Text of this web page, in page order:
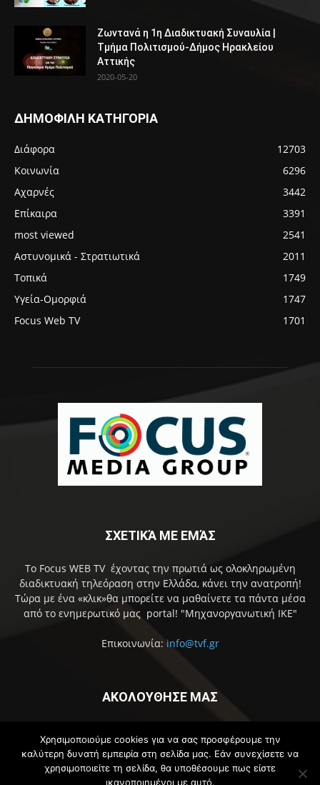
Ζωντανά η 1η Διαδικτυακή Συναυλία |
Τμήμα Πολιτισμού-Δήμος Ηρακλείου
Αττικής
2020-05-20
ΔΗΜΟΦΙΛΗ ΚΑΤΗΓΟΡΙΑ
Διάφορα
12703
Κοινωνία
6296
Αχαρνές
3442
Επίκαιρα
3391
most viewed
2541
Αστυνομικά - Στρατιωτικά
2011
Τοπικά
1749
Υγεία-Ομορφιά
1747
Focus Web TV
1701
ΣΧΕΤΙΚΆ ΜΕ ΕΜΆΣ
Το Focus WEB TV έχοντας την πρωτιά ως ολοκληρωμένη
διαδικτυακή τηλεόραση στην Ελλάδα, κάνει την ανατροπή!
Τώρα με ένα «κλικ»θα μπορείτε να μαθαίνετε τα πάντα μέσα
από το ενημερωτικό μας portal! "Μηχανοργανωτική ΙΚΕ"
Επικοινωνία: info@tvf.gr
ΑΚΟΛΟΥΘΗΣΕ ΜΑΣ
Χρησιμοποιούμε cookies για να σας προσφέρουμε την
καλύτερη δυνατή εμπειρία στη σελίδα μας. Εάν συνεχίσετε να
χρησιμοποιείτε τη σελίδα, θα υποθέσουμε πως είστε
ικανοποιημένοι με αυτό.